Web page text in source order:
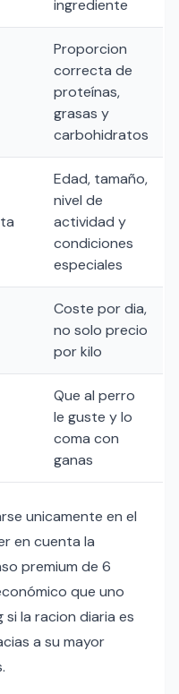
ingrediente
Proporcion
correcta de
proteínas,
grasas y
carbohidratos
Edad, tamaño,
nivel de
actividad y
condiciones
especiales
Coste por dia,
no solo precio
por kilo
Que al perro
le guste y lo
coma con
ganas
unicamente en el
en cuenta la
premium de 6
que uno
si la racion diaria es
a su mayor